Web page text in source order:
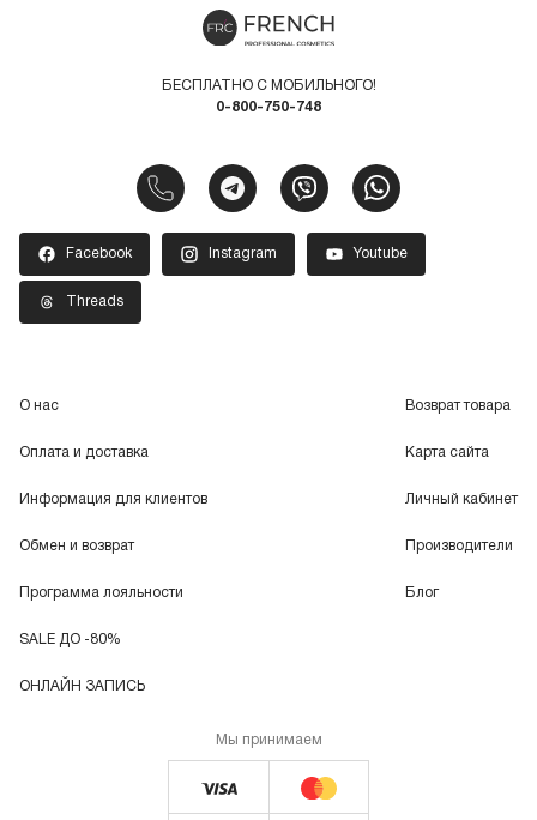
БЕСПЛАТНО С МОБИЛЬНОГО!
0-800-750-748
Facebook Instagram Youtube
Threads
О нас
Оплата и доставка
Информация для клиентов
Обмен и возврат
Программа лояльности
SALE ДО -80%
ОНЛАЙН ЗАПИСЬ
Возврат товара
Карта сайта
Личный кабинет
Производители
Блог
Мы принимаем